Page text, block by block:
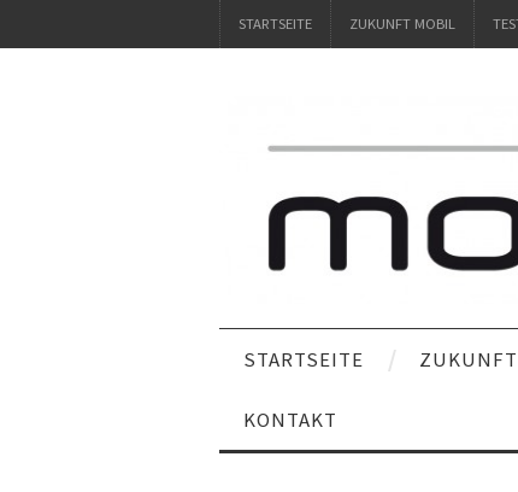
STARTSEITE ZUKUNFT MOBIL
STARTSEITE
KONTAKT